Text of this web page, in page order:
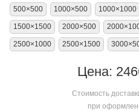
500×500 1000×500 1000×1000
1500×1500 2000×500
2500×1000 2500×1500
Цена:
Стоимость
при